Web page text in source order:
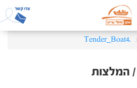
.Tender_Boat4
/ המלצות